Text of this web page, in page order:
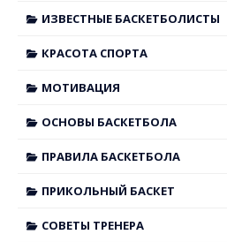
ИЗВЕСТНЫЕ БАСКЕТБОЛИСТЫ
КРАСОТА СПОРТА
МОТИВАЦИЯ
ОСНОВЫ БАСКЕТБОЛА
ПРАВИЛА БАСКЕТБОЛА
ПРИКОЛЬНЫЙ БАСКЕТ
СОВЕТЫ ТРЕНЕРА